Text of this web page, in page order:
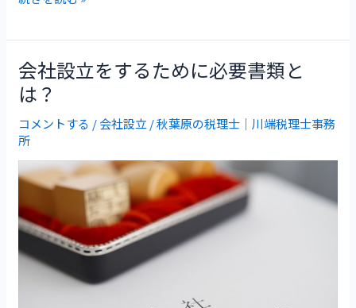
会社設立をするために必要書類と
は？
コメントする /会社設立/秋葉原の税理士｜川端税理士事務
所
会
社
設
を
す
る
た